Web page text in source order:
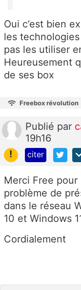
Oui c’est bien
les
pas les utiliser
Heureusement
de ses box
Freebox révolution
Publié par
19h16
!
citer
Merci Free
problème de
dans le réseau
10 et Windows
Cordialement